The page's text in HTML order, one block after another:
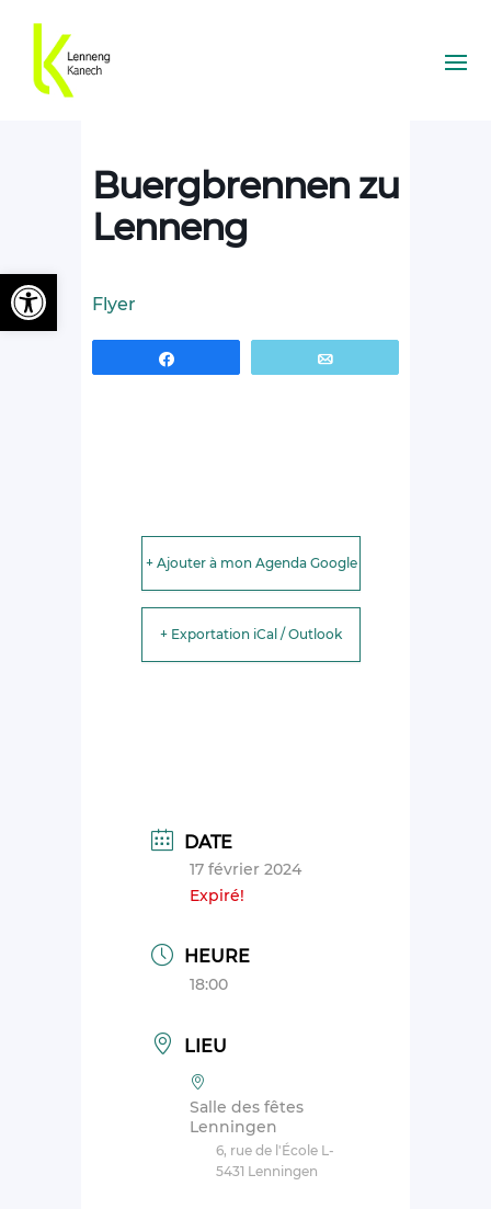
Buergbrennen zu
Lenneng
Flyer
+ Ajouter à mon Agenda Google
+ Exportation iCal / Outlook
DATE
17 février 2024
Expiré!
HEURE
18:00
LIEU
Salle des fêtes
Lenningen
6, rue de l'École L-
5431 Lenningen
Ouvrir la barre d’outils